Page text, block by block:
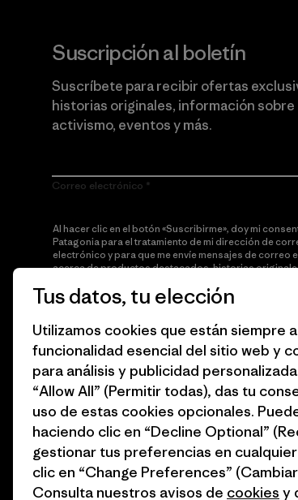
Suscripción al boletín
Suscríbete para recibir ofertas
historias originales, información sobre
activismo, eventos y más.
Correo electrónico
Al hacer clic en el botón «Suscribirme», doy mi
Patagonia para el tratamiento de mi dirección de
electrónico y para que me envíe mensajes de correo
acerca de productos destacados, historias
acuerdo con la
política de privacidad de Patagonia.
Suscribirme
Tus datos, tu elección
Utilizamos cookies que están siempre
funcionalidad esencial del sitio web y
para análisis y publicidad
“Allow All” (Permitir todas), das tu
uso de estas cookies opcionales.
haciendo clic en “Decline Optional”
gestionar tus preferencias en
clic en “Change Preferences”
Consulta nuestros avisos de cookies y